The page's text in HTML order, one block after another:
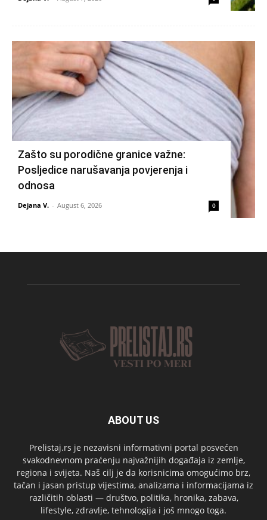
Zašto su porodične granice važne:
Posljedice narušavanja povjerenja i
odnosa
Dejana V. - August 6, 2026 0
ABOUT US
Prelistaj.rs je nezavisni informativni portal posvećen
svakodnevnom praćenju najvažnijih događaja iz zemlje,
regiona i svijeta. Naš cilj je da korisnicima omogućimo brz,
tačan i jasan pristup vijestima, analizama i informacijama iz
različitih oblasti — društvo, politika, hronika, zabava,
lifestyle, zdravlje, tehnologija i još mnogo toga.